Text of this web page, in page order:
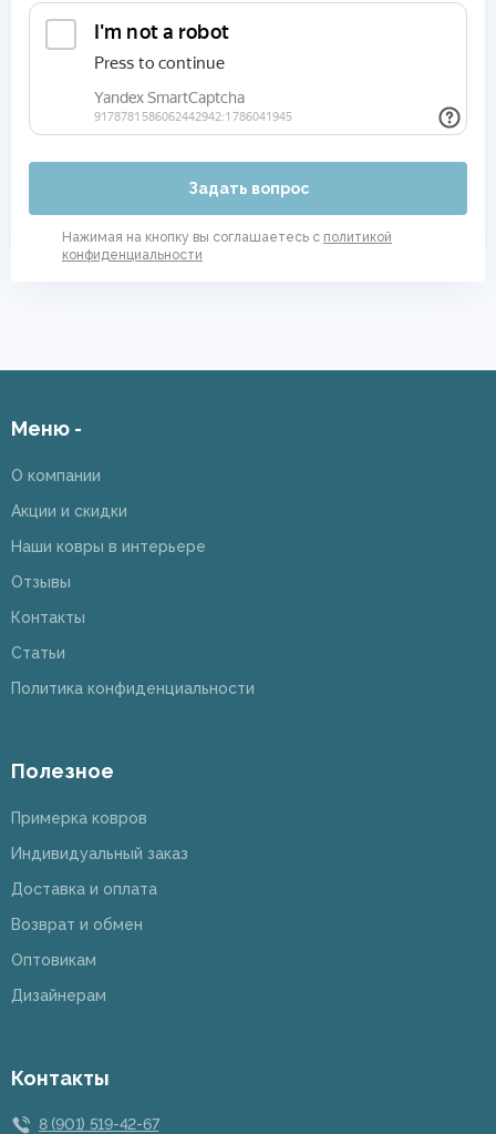
Задать вопрос
Нажимая на кнопку вы соглашаетесь с политикой
конфиденциальности
Меню -
О компании
Акции и скидки
Наши ковры в интерьере
Отзывы
Контакты
Статьи
Политика конфиденциальности
Полезное
Примерка ковров
Индивидуальный заказ
Доставка и оплата
Возврат и обмен
Оптовикам
Дизайнерам
Контакты
8 (901) 519-42-67